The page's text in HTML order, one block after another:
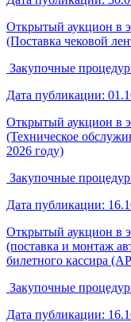
Открытый аукцион в
(Поставка чековой
Закупочные
Дата публикации:
Открытый аукцион в
(Техническое
2026 году)
Закупочные
Дата публикации:
Открытый аукцион в
(поставка и монтаж
билетного кассира
Закупочные
Дата публикации: